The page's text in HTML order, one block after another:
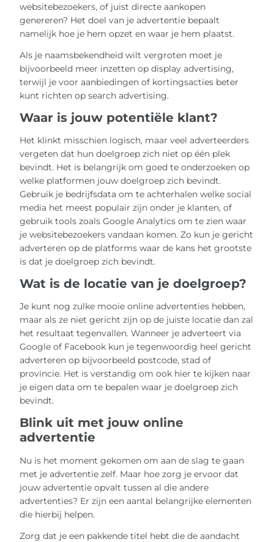
websitebezoekers, of juist directe aankopen
genereren? Het doel van je advertentie bepaalt
namelijk hoe je hem opzet en waar je hem plaatst.
Als je naamsbekendheid wilt vergroten moet je
bijvoorbeeld meer inzetten op display advertising,
terwijl je voor aanbiedingen of kortingsacties beter
kunt richten op search advertising.
Waar is jouw potentiële klant?
Het klinkt misschien logisch, maar veel adverteerders
vergeten dat hun doelgroep zich niet op één plek
bevindt. Het is belangrijk om goed te onderzoeken op
welke platformen jouw doelgroep zich bevindt.
Gebruik je bedrijfsdata om te achterhalen welke social
media het meest populair zijn onder je klanten, of
gebruik tools zoals Google Analytics om te zien waar
je websitebezoekers vandaan komen. Zo kun je gericht
adverteren op de platforms waar de kans het grootste
is dat je doelgroep zich bevindt.
Wat is de locatie van je doelgroep?
Je kunt nog zulke mooie online advertenties hebben,
maar als ze niet gericht zijn op de juiste locatie dan zal
het resultaat tegenvallen. Wanneer je adverteert via
Google of Facebook kun je tegenwoordig heel gericht
adverteren op bijvoorbeeld postcode, stad of
provincie. Het is verstandig om ook hier te kijken naar
je eigen data om te bepalen waar je doelgroep zich
bevindt.
Blink uit met jouw online
advertentie
Nu is het moment gekomen om aan de slag te gaan
met je advertentie zelf. Maar hoe zorg je ervoor dat
jouw advertentie opvalt tussen al die andere
advertenties? Er zijn een aantal belangrijke elementen
die hierbij helpen.
Zorg dat je een pakkende titel hebt die de aandacht